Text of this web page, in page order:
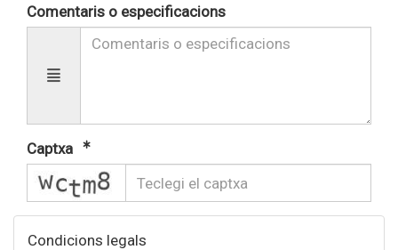
Comentaris o especificacions
Captxa
captcha
Condicions legals